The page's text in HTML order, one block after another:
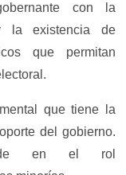
con la
la existencia de
que permitan
que tiene la
del gobierno.
en el rol